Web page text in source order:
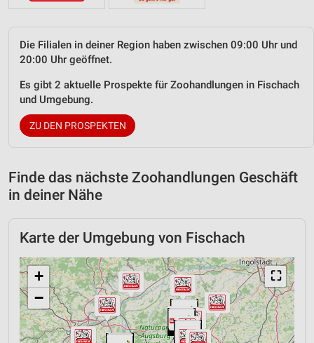
Die Filialen in deiner Region haben zwischen 09:00 Uhr und
20:00 Uhr geöffnet.
Es gibt 2 aktuelle Prospekte für Zoohandlungen in Fischach
und Umgebung.
ZU DEN PROSPEKTEN
Finde das nächste Zoohandlungen Geschäft
in deiner Nähe
Karte der Umgebung von Fischach
⛶
+
−